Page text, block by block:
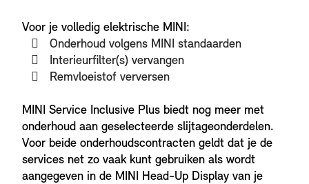
Voor je volledig elektrische MINI:
Onderhoud volgens MINI standaarden
Interieurfilter(s) vervangen
Remvloeistof verversen
MINI Service Inclusive Plus biedt nog meer met
onderhoud aan geselecteerde slijtageonderdelen.
Voor beide onderhoudscontracten geldt dat je de
services net zo vaak kunt gebruiken als wordt
aangegeven in de MINI Head-Up Display van je